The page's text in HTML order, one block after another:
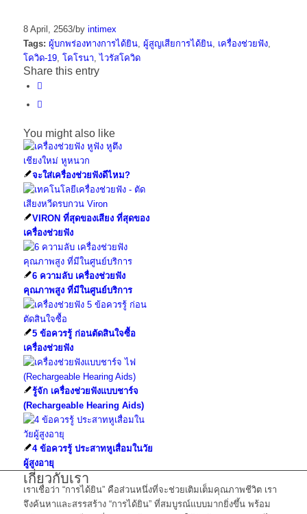
8 April, 2563/by intimex
Tags: ผู้บกพร่องทางการได้ยิน, ผู้สูญเสียการได้ยิน, เครื่องช่วยฟัง,
โควิด-19, โคโรนา,ไวรัสโควิด
Share this entry
You might also like
จะใส่เครื่องช่วยฟังดีไหม?
VIRON ที่สุดของเสียง ที่สุดของ
เครื่องช่วยฟัง
6 ความลับ เครื่องช่วยฟัง
คุณภาพสูง ที่มีในศูนย์บริการ
5 ข้อควรรู้ ก่อนตัดสินใจซื้อ
เครื่องช่วยฟัง
รู้จัก เครื่องช่วยฟังแบบชาร์จ
(Rechargeable Hearing Aids)
4 ข้อควรรู้ ประสาทหูเสื่อมในวัย
ผู้สูงอายุ
เกี่ยวกับเรา
เราเชื่อว่า “การได้ยิน” คือส่วนหนึ่งที่จะช่วยเติมเต็มคุณภาพชีวิต เรา
จึงค้นหาและสรรสร้าง “การได้ยิน” ที่สมบูรณ์แบบมากยิ่งขึ้น พร้อม